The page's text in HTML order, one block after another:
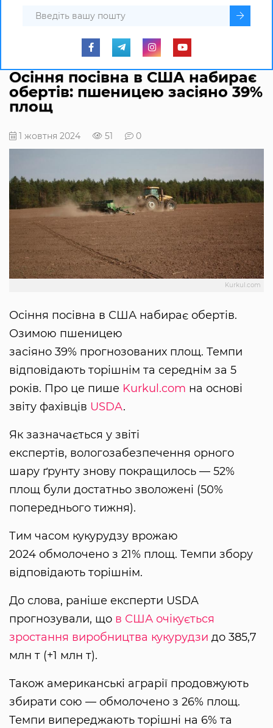
Осіння посівна в США набирає
обертів: пшеницею засіяно 39%
площ
1 жовтня 2024 51 0
Kurkul.com
Осіння посівна в США набирає обертів.
Озимою пшеницею
засіяно 39% прогнозованих площ. Темпи
відповідають торішнім та середнім за 5
років. Про це пише Kurkul.com на основі
звіту фахівців USDA.
Як зазначається у звіті
експертів, вологозабезпечення орного
шару ґрунту знову покращилось — 52%
площ були достатньо зволожені (50%
попереднього тижня).
Тим часом кукурудзу врожаю
2024 обмолочено з 21% площ. Темпи збору
відповідають торішнім.
До слова, раніше експерти USDA
прогнозували, що в США очікується
зростання виробництва кукурудзи до 385,7
млн т (+1 млн т).
Також американські аграрії продовжують
збирати сою — обмолочено з 26% площ.
Темпи випереджають торішні на 6% та